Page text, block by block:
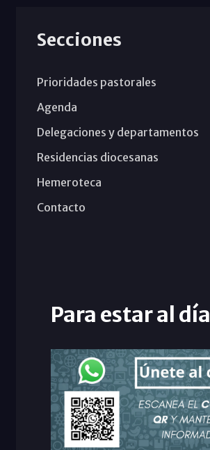
Secciones
Prioridades pastorales
Agenda
Delegaciones y departamentos
Residencias diocesanas
Hemeroteca
Contacto
Para estar al día